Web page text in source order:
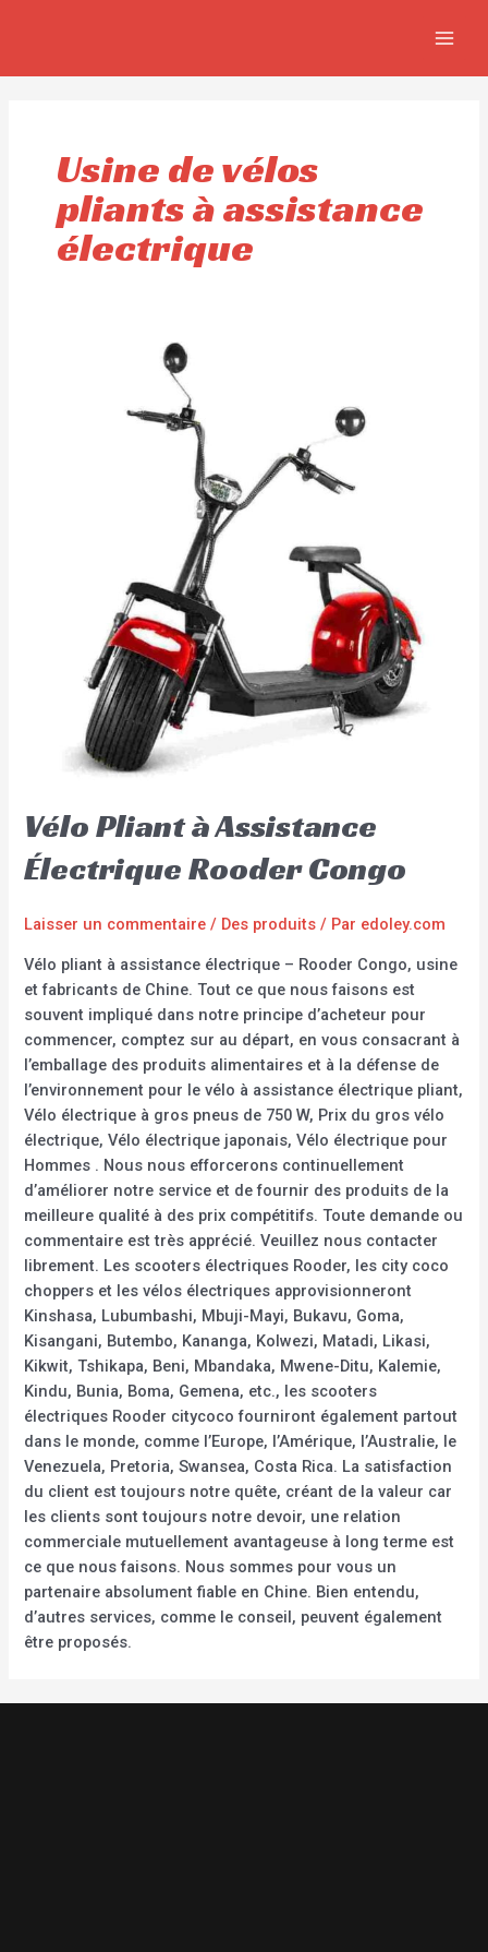
Usine de vélos
pliants à assistance
électrique
Vélo Pliant à Assistance
Électrique Rooder Congo
Laisser un commentaire / Des produits / Par edoley.com
Vélo pliant à assistance électrique – Rooder Congo, usine
et fabricants de Chine. Tout ce que nous faisons est
souvent impliqué dans notre principe d’acheteur pour
commencer, comptez sur au départ, en vous consacrant à
l’emballage des produits alimentaires et à la défense de
l’environnement pour le vélo à assistance électrique pliant,
Vélo électrique à gros pneus de 750 W, Prix du gros vélo
électrique, Vélo électrique japonais, Vélo électrique pour
Hommes . Nous nous efforcerons continuellement
d’améliorer notre service et de fournir des produits de la
meilleure qualité à des prix compétitifs. Toute demande ou
commentaire est très apprécié. Veuillez nous contacter
librement. Les scooters électriques Rooder, les city coco
choppers et les vélos électriques approvisionneront
Kinshasa, Lubumbashi, Mbuji-Mayi, Bukavu, Goma,
Kisangani, Butembo, Kananga, Kolwezi, Matadi, Likasi,
Kikwit, Tshikapa, Beni, Mbandaka, Mwene-Ditu, Kalemie,
Kindu, Bunia, Boma, Gemena, etc., les scooters
électriques Rooder citycoco fourniront également partout
dans le monde, comme l’Europe, l’Amérique, l’Australie, le
Venezuela, Pretoria, Swansea, Costa Rica. La satisfaction
du client est toujours notre quête, créant de la valeur car
les clients sont toujours notre devoir, une relation
commerciale mutuellement avantageuse à long terme est
ce que nous faisons. Nous sommes pour vous un
partenaire absolument fiable en Chine. Bien entendu,
d’autres services, comme le conseil, peuvent également
être proposés.